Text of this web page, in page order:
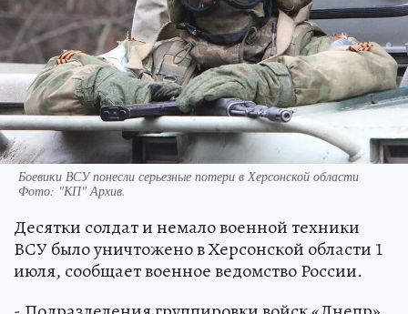
Боевики ВСУ понесли серьезные потери в Херсонской области
Фото: "КП" Архив.
Десятки солдат и немало военной техники
ВСУ было уничтожено в Херсонской области 1
июля, сообщает военное ведомство России.